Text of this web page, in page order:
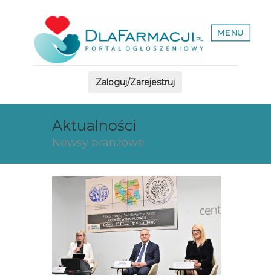
MENU
Zaloguj/Zarejestruj
Aktualności
Newsy branżowe